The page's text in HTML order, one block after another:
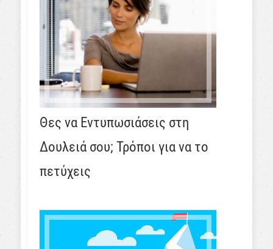
Θες να Εντυπωσιάσεις στη
Δουλειά σου; Τρόποι για να το
πετύχεις